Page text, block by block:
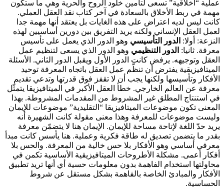
عملية “أخلاقية” تسعى لتأمين خلود الروح والحرية وهي ما ستكون
مهمة في ربط الأخلاق بالسعادة في آخر كتاب نقد العقل العملي.
كانت ليس لديه اعتراض على هذه الغايات بل يعتقد أنها مهمة جدا
لعمل العقل الإنساني ولكنه يريد التفريق بين دورين أساسيين لهذه
النزعة: أولا: الدور التأسيسي وهو الدور الذي يعمل على تأسيس
معرفة. ثانيا: الدور التنظيمي وهو الدور الذي يسعى لتنظيم عمل
العقل وتوجيهه. يرفض كانت الدور الأول ويقبل الدور الثاني. الأسئلة
الميتافيزيقية يفترض أن تنظّم عمل العقل باتجاه المعرفة توحيد
الأفكار وتأسيسها ولكنها يجب أن لا تقفز فوق قدرتها وتدعي تقديم
معرفة عن العالم الخارجي. خطأ العقل الأكبر في الميتافيزيقا يتمثّل
في استنتاج المطلق غير المشروط من المقدمات المشروطة. بهذا
المعنى تكون موضوعات الميتافيزيقا “التقليدية” موضوعات للإيمان
وليست موضوعات للمعرفة وهذا معنى مقولة كانت الشهيرة أنه
يريد حدّ اللغة لإتاحة مساحة للإيمان. الإيمان هنا لا يتضمّن معرفة
بقدر ما يتضمن تصديق له طاقة فكرية وعملية. هنا يأسس كانت مبدأ
معرفي أساسي وهو الأفكار بلا حس خالية من المعرفة. والحس بلا
أفكار أعمى. مشكلة الأطروحات الميتافيزيقية الأساسية تكمن في
محاولتها استخدام الفاهمة بدون معلومات حسية أي أنها تريد تطبيق
الأفكار والمبادئ الخاصة بالفاهمة بشكل مستقل عن شروط
الحساسية.